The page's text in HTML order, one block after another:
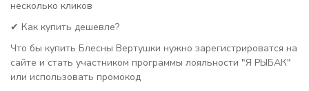
несколько кликов
✔ Как купить дешевле?
Что бы купить Блесны Вертушки нужно зарегистрироватся на
сайте и стать участником программы лояльности "Я РЫБАК"
или использовать промокод